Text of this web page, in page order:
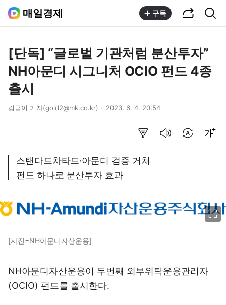
매일경제 구독
[단독] “글로벌 기관처럼 분산투자”
NH아문디 시그니처 OCIO 펀드 4종
출시
김금이 기자(gold2@mk.co.kr) 2023. 6. 4. 20:54
스탠다드차타드·아문디 검증 거쳐
펀드 하나로 분산투자 효과
[사진=NH아문디자산운용]
NH아문디자산운용이 두번째 외부위탁운용관리자
(OCIO) 펀드를 출시한다.